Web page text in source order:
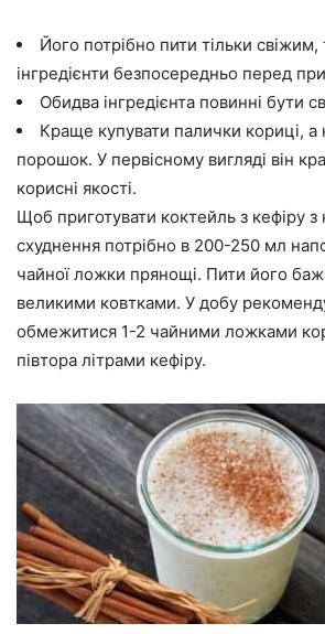
Його потрібно пити тільки
інгредієнти безпосередньо перед
Обидва інгредієнта повинні бути
Краще купувати палички кориці, а
порошок. У первісному вигляді він
корисні якості.
Щоб приготувати коктейль з кефіру
схуднення потрібно в 200-250 мл
чайної ложки прянощі. Пити його
великими ковтками. У добу
обмежитися 1-2 чайними ложками
півтора літрами кефіру.